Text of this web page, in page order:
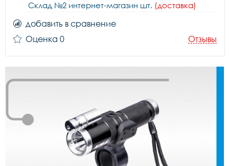
Склад №2 интернет-магазин шт. (доставка)
добавить в сравнение
Оценка 0
Отзывы